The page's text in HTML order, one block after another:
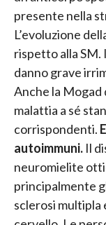
presente nella
L’evoluzione
rispetto alla SM.
danno grave
Anche la Mogad
malattia a sé
corrispondenti.
autoimmuni. Il
neuromielite
principalmente
sclerosi multipla